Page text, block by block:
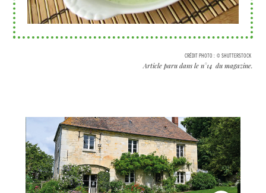
CRÉDIT PHOTO : © SHUTTERSTOCK
Article paru dans le n°14 du magazine.